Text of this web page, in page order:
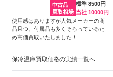
中古品
買取相場
標準 8500円
当社 10000円
使用感はありますが人気メーカーの商
品且つ、付属品も多くそろっているた
め高価買取いたしました！
保冷温庫買取価格の実績一覧へ